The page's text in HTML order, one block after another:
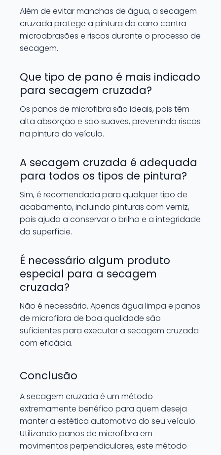
Além de evitar manchas de água, a secagem
cruzada protege a pintura do carro contra
microabrasões e riscos durante o processo de
secagem.
Que tipo de pano é mais indicado
para secagem cruzada?
Os panos de microfibra são ideais, pois têm
alta absorção e são suaves, prevenindo riscos
na pintura do veículo.
A secagem cruzada é adequada
para todos os tipos de pintura?
Sim, é recomendada para qualquer tipo de
acabamento, incluindo pinturas com verniz,
pois ajuda a conservar o brilho e a integridade
da superfície.
É necessário algum produto
especial para a secagem
cruzada?
Não é necessário. Apenas água limpa e panos
de microfibra de boa qualidade são
suficientes para executar a secagem cruzada
com eficácia.
Conclusão
A secagem cruzada é um método
extremamente benéfico para quem deseja
manter a estética automotiva do seu veículo.
Utilizando panos de microfibra em
movimentos perpendiculares, este método